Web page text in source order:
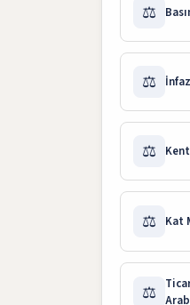
⚖️
⚖️
⚖️
⚖️ Kat
⚖️